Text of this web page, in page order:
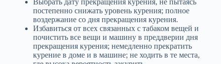
постепенно снижать уровень курения; полное
воздержание со дня прекращения курения.
Избавиться от всех связанных с табаком вещей и
почистить все вещи и машину в преддверии дня
прекращения курения; немедленно прекратить
курение в доме и в машине; не ходить в те места,